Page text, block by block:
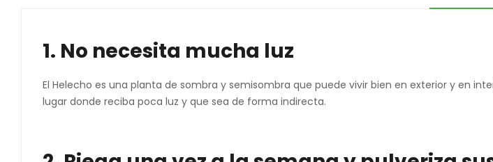
1. No necesita mucha luz
El Helecho es una planta de sombra y semisombra que puede vivir bien en exterior y en
lugar donde reciba poca luz y que sea de forma indirecta.